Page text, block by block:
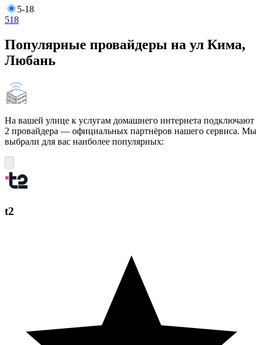
5-18
518
Популярные провайдеры на ул Кима,
Любань
На вашей улице к услугам домашнего интернета подключают
2 провайдера — официальных партнёров нашего сервиса. Мы
выбрали для вас наиболее популярных:
t2